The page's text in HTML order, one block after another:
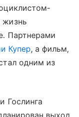
жизнь
Партнерами
Купер, а фильм,
одним из
Гослинга